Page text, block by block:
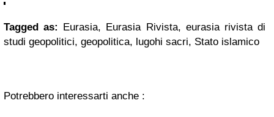
Tagged as: Eurasia, Eurasia Rivista, eurasia rivista di
studi geopolitici, geopolitica, lugohi sacri, Stato islamico
Potrebbero interessarti anche :